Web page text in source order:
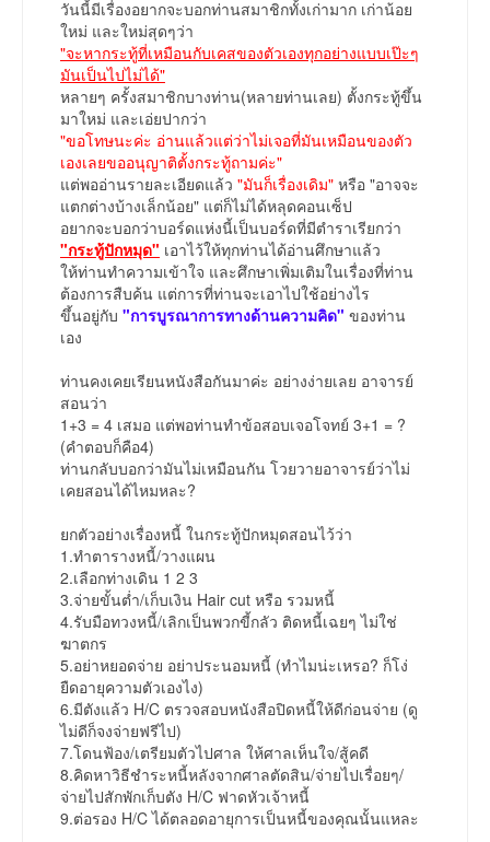
วันนี้มีเรื่องอยากจะบอกท่านสมาชิกทั้งเก่ามาก เก่าน้อย
ใหม่ และใหม่สุดๆว่า
"จะหากระทู้ที่เหมือนกับเคสของตัวเองทุกอย่างแบบเป๊ะๆ
มันเป็นไปไม่ได้"
หลายๆ ครั้งสมาชิกบางท่าน(หลายท่านเลย) ตั้งกระทู้ขึ้น
มาใหม่ และเอ่ยปากว่า
"ขอโทษนะค่ะ อ่านแล้วแต่ว่าไม่เจอที่มันเหมือนของตัว
เองเลยขออนุญาติตั้งกระทู้ถามค่ะ"
แต่พออ่านรายละเอียดแล้ว "มันก็เรื่องเดิม" หรือ "อาจจะ
แตกต่างบ้างเล็กน้อย" แต่ก็ไม่ได้หลุดคอนเซ็ป
อยากจะบอกว่าบอร์ดแห่งนี้เป็นบอร์ดที่มีตำราเรียกว่า
"กระทู้ปักหมุด" เอาไว้ให้ทุกท่านได้อ่านศึกษาแล้ว
ให้ท่านทำความเข้าใจ และศึกษาเพิ่มเติมในเรื่องที่ท่าน
ต้องการสืบค้น แต่การที่ท่านจะเอาไปใช้อย่างไร
ขึ้นอยู่กับ "การบูรณาการทางด้านความคิด" ของท่าน
เอง
ท่านคงเคยเรียนหนังสือกันมาค่ะ อย่างง่ายเลย อาจารย์
สอนว่า
1+3 = 4 เสมอ แต่พอท่านทำข้อสอบเจอโจทย์ 3+1 = ?
(คำตอบก็คือ4)
ท่านกลับบอกว่ามันไม่เหมือนกัน โวยวายอาจารย์ว่าไม่
เคยสอนได้ไหมหละ?
ยกตัวอย่างเรื่องหนี้ ในกระทู้ปักหมุดสอนไว้ว่า
1.ทำตารางหนี้/วางแผน
2.เลือกท่างเดิน 1 2 3
3.จ่ายขั้นต่ำ/เก็บเงิน Hair cut หรือ รวมหนี้
4.รับมือทวงหนี้/เลิกเป็นพวกขี้กลัว ติดหนี้เฉยๆ ไม่ใช่
ฆาตกร
5.อย่าหยอดจ่าย อย่าประนอมหนี้ (ทำไมน่ะเหรอ? ก็โง่
ยืดอายุความตัวเองไง)
6.มีตังแล้ว H/C ตรวจสอบหนังสือปิดหนี้ให้ดีก่อนจ่าย (ดู
ไม่ดีก็จงจ่ายฟรีไป)
7.โดนฟ้อง/เตรียมตัวไปศาล ให้ศาลเห็นใจ/สู้คดี
8.คิดหาวิธีชำระหนี้หลังจากศาลตัดสิน/จ่ายไปเรื่อยๆ/
จ่ายไปสักพักเก็บตัง H/C ฟาดหัวเจ้าหนี้
9.ต่อรอง H/C ได้ตลอดอายุการเป็นหนี้ของคุณนั้นแหละ